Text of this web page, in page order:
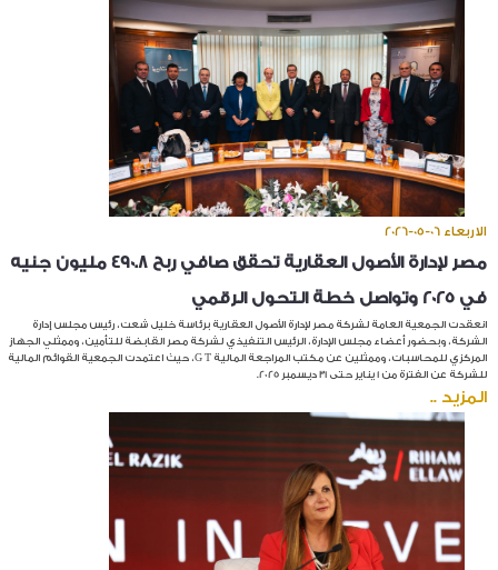
الاربعاء 06-05-2026
مصر لإدارة الأصول العقارية تحقق صافي ربح 490.8 مليون جنيه
في 2025 وتواصل خطة التحول الرقمي
انعقدت الجمعية العامة لشركة مصر لإدارة الأصول العقارية برئاسة خليل شعت، رئيس مجلس إدارة
الشركة، وبحضور أعضاء مجلس الإدارة، الرئيس التنفيذي لشركة مصر القابضة للتأمين، وممثلي الجهاز
المركزي للمحاسبات، وممثلين عن مكتب المراجعة المالية G T، حيث اعتمدت الجمعية القوائم المالية
للشركة عن الفترة من 1 يناير حتى 31 ديسمبر 2025.
المزيد ..